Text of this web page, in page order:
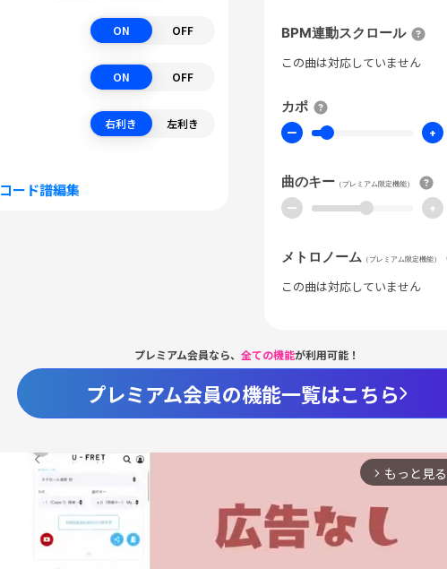
ON OFF
ON OFF
右利き 左利き
コード譜編集
BPM連動スクロール
この曲は対応していません
カポ
ー +
曲のキー （プレミアム限定機能）
ー +
メトロノーム （プレミアム限定機能）
この曲は対応していません
プレミアム会員なら、 全ての機能が利用可能！
プレミアム会員の機能一覧はこちら
arrow_forward_ios もっと見る